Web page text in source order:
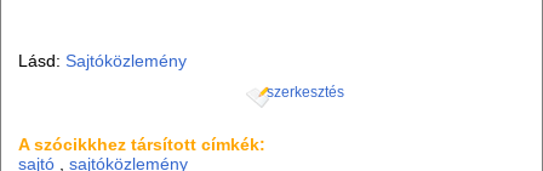
Lásd:Sajtóközlemény
szerkesztés
A szócikkhez társított címkék:
sajtó ,sajtóközlemény